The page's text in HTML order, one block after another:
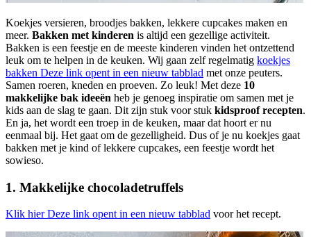
Koekjes versieren, broodjes bakken, lekkere cupcakes maken en
meer. Bakken met kinderen is altijd een gezellige activiteit.
Bakken is een feestje en de meeste kinderen vinden het ontzettend
leuk om te helpen in de keuken. Wij gaan zelf regelmatig koekjes
bakken Deze link opent in een nieuw tabblad met onze peuters.
Samen roeren, kneden en proeven. Zo leuk! Met deze 10
makkelijke bak ideeën heb je genoeg inspiratie om samen met je
kids aan de slag te gaan. Dit zijn stuk voor stuk kidsproof recepten.
En ja, het wordt een troep in de keuken, maar dat hoort er nu
eenmaal bij. Het gaat om de gezelligheid. Dus of je nu koekjes gaat
bakken met je kind of lekkere cupcakes, een feestje wordt het
sowieso.
1. Makkelijke chocoladetruffels
Klik hierDeze link opent in een nieuw tabblad voor het recept.